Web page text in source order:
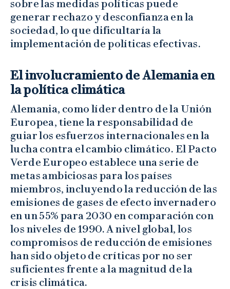
sobre las medidas políticas puede
generar rechazo y desconfianza en la
sociedad, lo que dificultaría la
implementación de políticas efectivas.
El involucramiento de Alemania en
la política climática
Alemania, como líder dentro de la Unión
Europea, tiene la responsabilidad de
guiar los esfuerzos internacionales en la
lucha contra el cambio climático. El Pacto
Verde Europeo establece una serie de
metas ambiciosas para los países
miembros, incluyendo la reducción de las
emisiones de gases de efecto invernadero
en un 55% para 2030 en comparación con
los niveles de 1990. A nivel global, los
compromisos de reducción de emisiones
han sido objeto de críticas por no ser
suficientes frente a la magnitud de la
crisis climática.